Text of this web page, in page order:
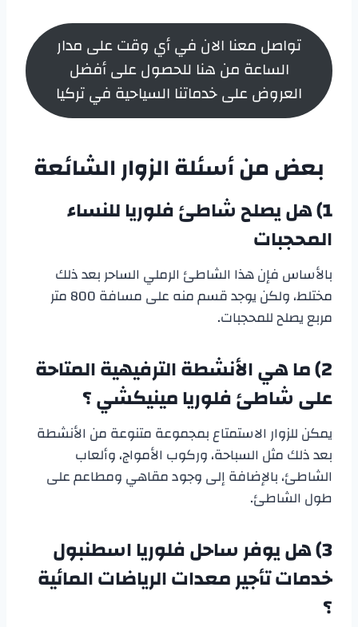
تواصل معنا الان في أي وقت على مدار
الساعة من هنا للحصول على أفضل
العروض على خدماتنا السياحية في تركيا
بعض من أسئلة الزوار الشائعة
1) هل يصلح
شاطئ فلوريا للنساء
المحجبات
بالأساس فإن هذا الشاطئ الرملي الساحر بعد ذلك
مختلط، ولكن يوجد قسم منه على مسافة 800 متر
مربع يصلح للمحجبات.
2) ما هي الأنشطة الترفيهية المتاحة
علىشاطئ فلوريا مينيكشي؟
يمكن للزوار الاستمتاع بمجموعة متنوعة من الأنشطة
بعد ذلك مثل السباحة، وركوب الأمواج، وألعاب
الشاطئ، بالإضافة إلى وجود مقاهي ومطاعم على
طول الشاطئ.
3) هل يوفرساحل فلوريا اسطنبول
خدمات تأجير معدات الرياضات المائية
؟